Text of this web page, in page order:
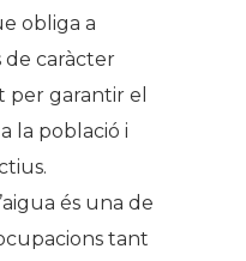
obliga a
caràcter
garantir el
la població i
és una de
tant